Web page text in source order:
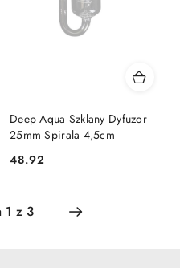
Deep Aqua Szklany Dyfuzor
25mm Spirala 4,5cm
Cena:
48.92